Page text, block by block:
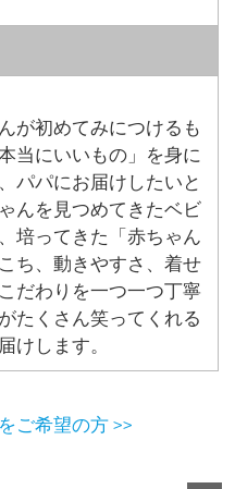
が初めてみにつけるも
当にいいもの」を身に
パパにお届けしたいと
んを見つめてきたベビ
培ってきた「赤ちゃん
ち、動きやすさ、着せ
だわりを一つ一つ丁寧
たくさん笑ってくれる
けします。
ご希望の方 >>